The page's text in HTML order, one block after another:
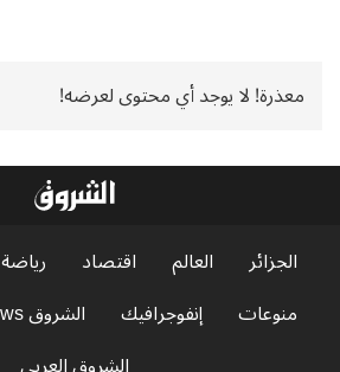
معذرة! لا يوجد أي محتوى لعرضه!
الجزائر العالم اقتصاد رياضة
منوعات
إنفوجرافيك الشروق News